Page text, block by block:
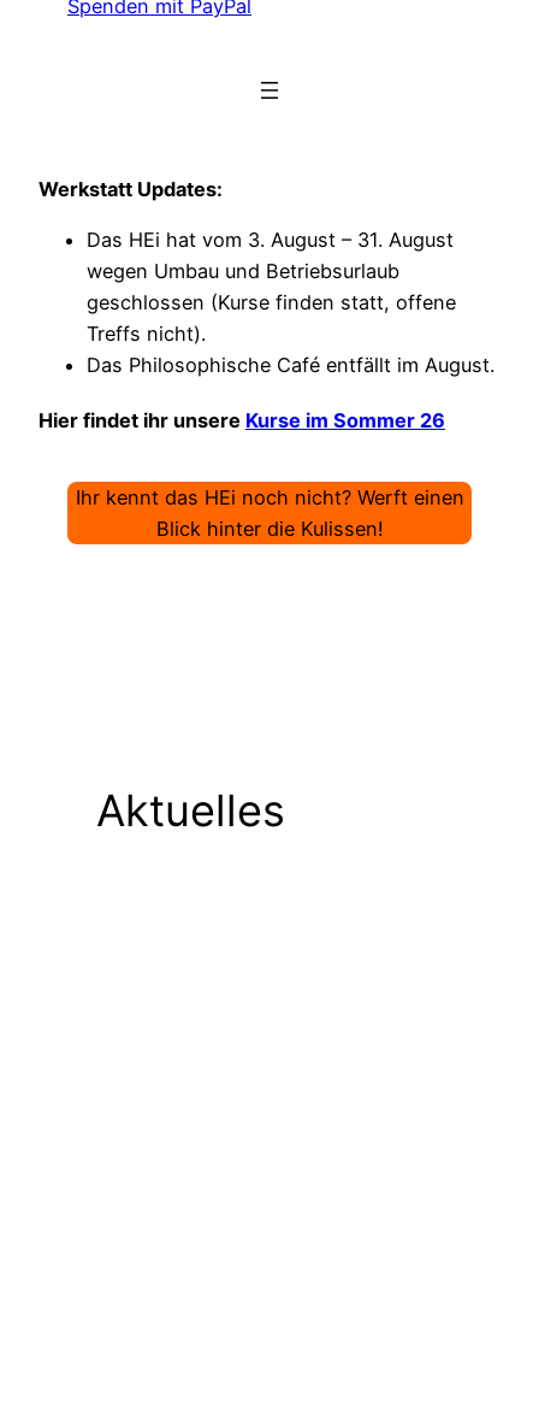
Spenden mit PayPal
Werkstatt Updates:
Das HEi hat vom 3. August – 31. August
wegen Umbau und Betriebsurlaub
geschlossen (Kurse finden statt, offene
Treffs nicht).
Das Philosophische Café entfällt im August.
Hier findet ihr unsere Kurse im Sommer 26
Ihr kennt das HEi noch nicht? Werft einen
Blick hinter die Kulissen!
Aktuelles